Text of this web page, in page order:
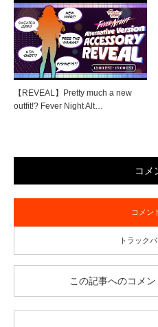
【REVEAL】Pretty much a new
outfit!? Fever Night Alt…
コメ
コメン
トラック
この記事へのコメン